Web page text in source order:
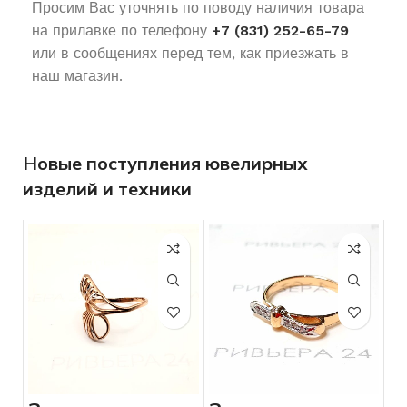
Просим Вас уточнять по поводу наличия товара
на прилавке по телефону +7 (831) 252-65-79
или в сообщениях перед тем, как приезжать в
наш магазин.
Новые поступления ювелирных
изделий и техники